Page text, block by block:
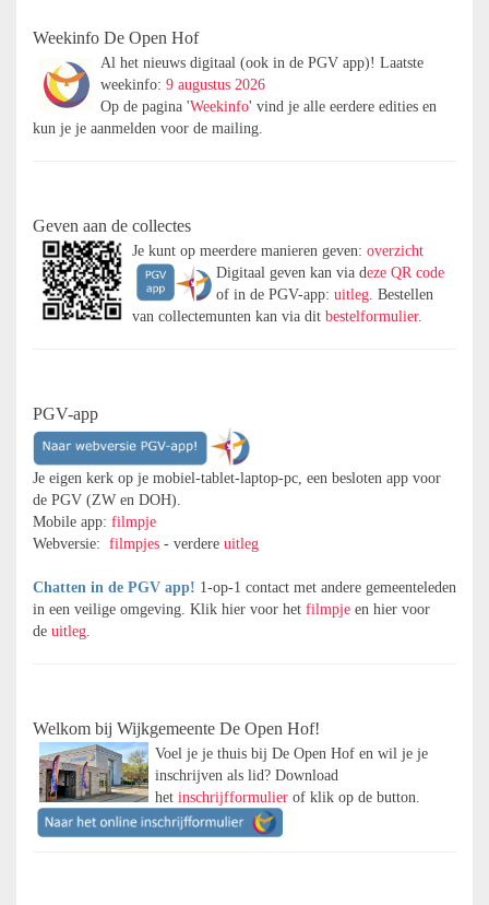
Weekinfo De Open Hof
Al het nieuws digitaal (ook in de PGV app)! Laatste
weekinfo: 9 augustus 2026
Op de pagina 'Weekinfo' vind je alle eerdere edities en
kun je je aanmelden voor de mailing.
Geven aan de collectes
Je kunt op meerdere manieren geven: overzicht
Digitaal geven kan via deze QR code
of in de PGV-app: uitleg. Bestellen
van collectemunten kan via dit bestelformulier.
PGV-app
Je eigen kerk op je mobiel-tablet-laptop-pc, een besloten app voor
de PGV (ZW en DOH).
Mobile app: filmpje
Webversie: filmpjes - verdere uitleg
Chatten in de PGV app! 1-op-1 contact met andere gemeenteleden
in een veilige omgeving. Klik hier voor het filmpje en hier voor
de uitleg.
Welkom bij Wijkgemeente De Open Hof!
Voel je je thuis bij De Open Hof en wil je je
inschrijven als lid? Download
het inschrijfformulier of klik op de button.